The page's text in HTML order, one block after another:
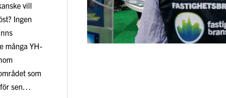
vill
Ingen
många YH-
som
sen…